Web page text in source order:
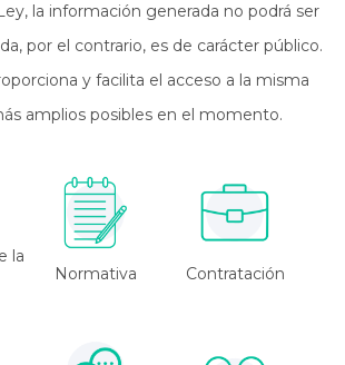
la información generada no podrá ser
por el contrario, es de carácter público.
y facilita el acceso a la misma
amplios posibles en el momento.
la
Normativa Contratación